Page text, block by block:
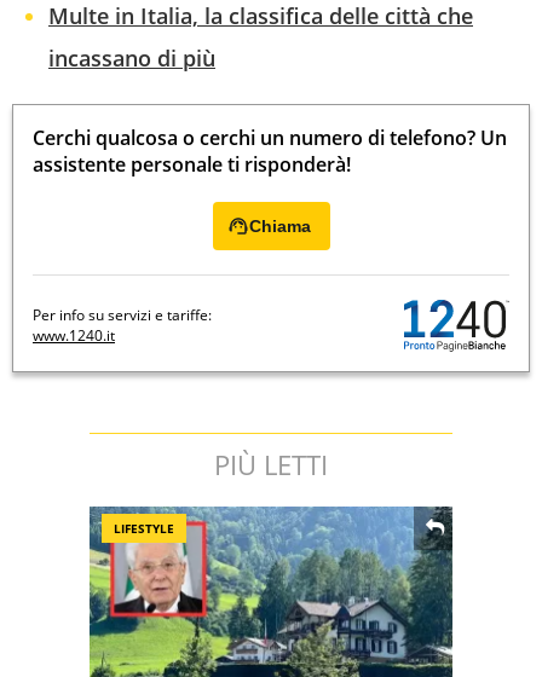
Multe in Italia, la classifica delle città che
incassano di più
Cerchi qualcosa o cerchi un numero di telefono? Un
assistente personale ti risponderà!
Chiama
Per info su servizi e tariffe:
www.1240.it
PIÙ LETTI
LIFESTYLE